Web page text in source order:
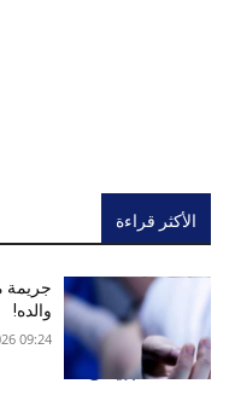
الأكثر قراءة
جريمة
والده!
09:24 2026 ,August 2